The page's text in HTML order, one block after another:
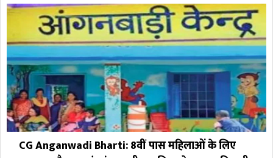
CG Anganwadi Bharti: 8वीं पास महिलाओं के लिए